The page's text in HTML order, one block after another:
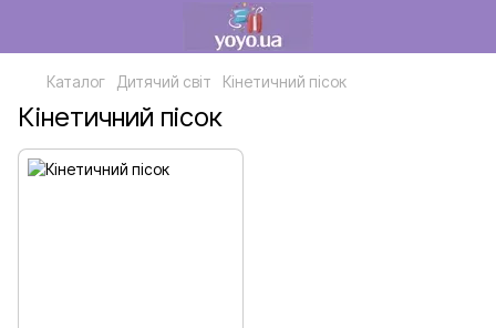
Каталог Дитячий світ Кінетичний пісок
Кінетичний пісок